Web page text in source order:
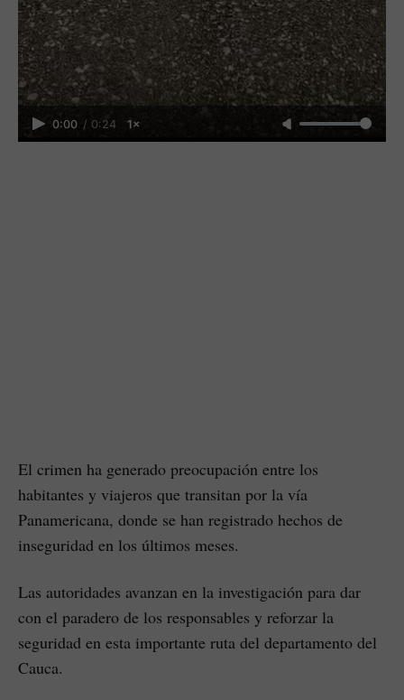
0:00 / 0:24 1×
El crimen ha generado preocupación entre los
habitantes y viajeros que transitan por la vía
Panamericana, donde se han registrado hechos de
inseguridad en los últimos meses.
Las autoridades avanzan en la investigación para dar
con el paradero de los responsables y reforzar la
seguridad en esta importante ruta del departamento del
Cauca.